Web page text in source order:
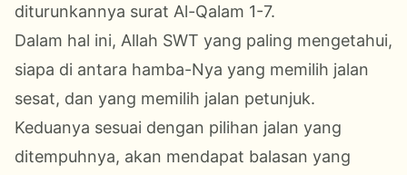
diturunkannya surat Al-Qalam 1-7.
Dalam hal ini, Allah SWT yang paling mengetahui,
siapa di antara hamba-Nya yang memilih jalan
sesat, dan yang memilih jalan petunjuk.
Keduanya sesuai dengan pilihan jalan yang
ditempuhnya, akan mendapat balasan yang